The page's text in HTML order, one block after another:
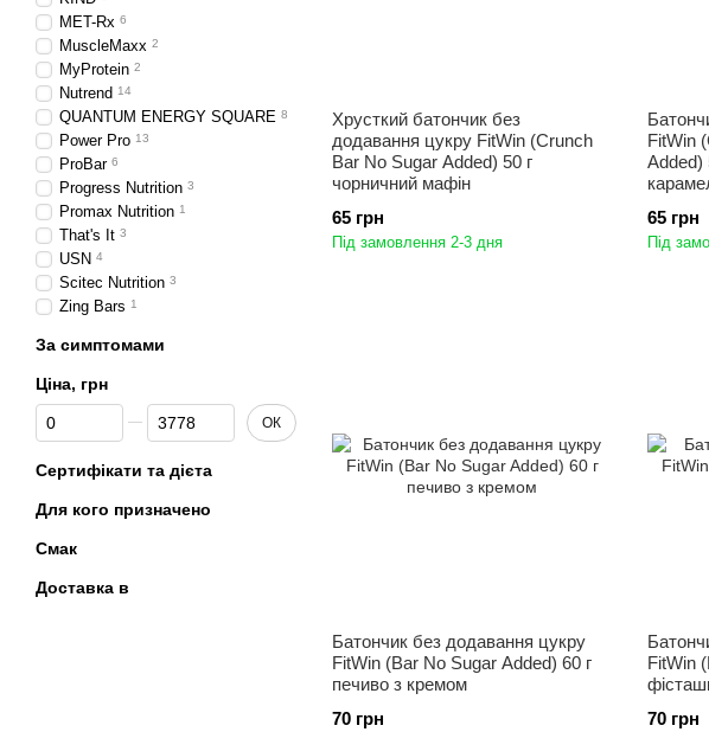
Хрусткий батончик без
додавання цукру FitWin (Crunch
Bar No Sugar Added) 50 г
чорничний мафін
65 грн
Під замовлення 2-3 дня
FitWin
Added)
65 грн
Під
Батончик без додавання цукру
FitWin (Bar No Sugar Added) 60 г
печиво з кремом
70 грн
FitWin
70 грн
MET-Rx 6
MuscleMaxx 2
MyProtein 2
Nutrend 14
QUANTUM ENERGY SQUARE 8
Power Pro 13
ProBar 6
Progress Nutrition 3
Promax Nutrition 1
That's It 3
USN 4
Scitec Nutrition 3
Zing Bars 1
За симптомами
Ціна, грн
Від Ціна, грн
До Ціна, грн ОК
Сертифікати та дієта
Для кого призначено
Смак
Доставка в